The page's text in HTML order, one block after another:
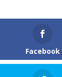
Facebook